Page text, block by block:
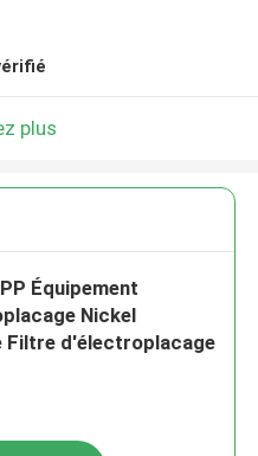
plus
Équipement
Nickel
Filtre d'électroplacage